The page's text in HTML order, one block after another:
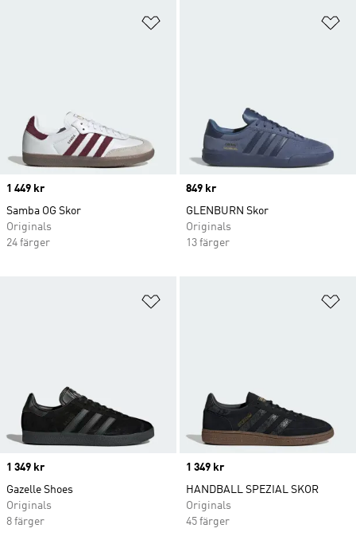
Price
1 449 kr
Samba OG Skor
Originals
24 färger
Price
849 kr
GLENBURN Skor
Originals
13 färger
Price
1 349 kr
Gazelle Shoes
Originals
8 färger
Price
1 349 kr
HANDBALL SPEZIAL SKOR
Originals
45 färger